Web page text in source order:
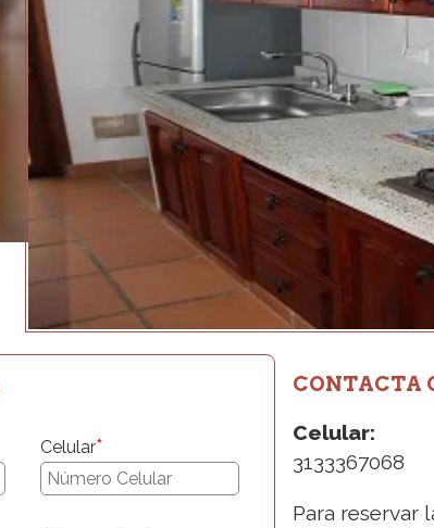
Celular*
CONTACTA
Celular:
3133367068
Para reservar